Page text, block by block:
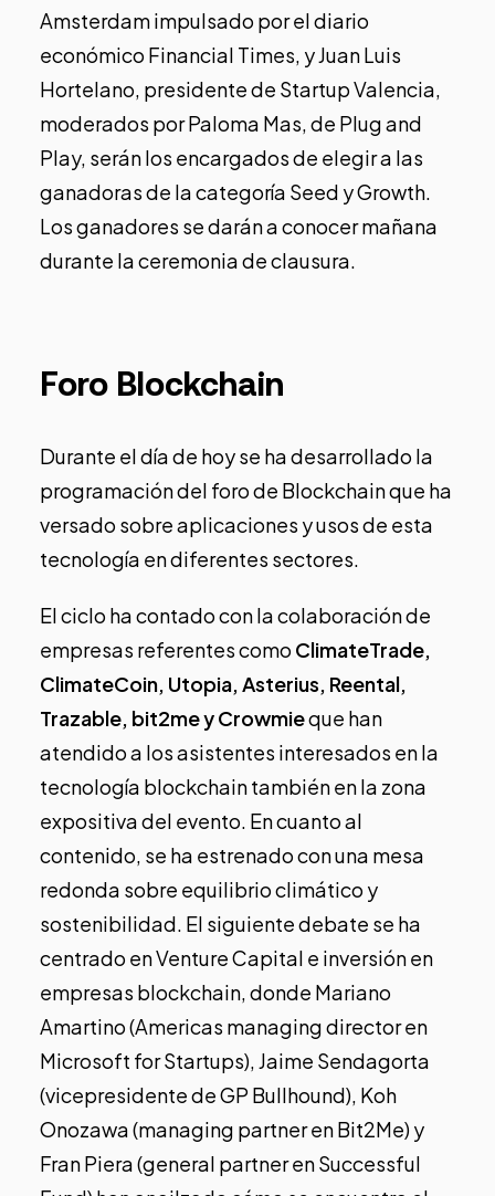
Amsterdam impulsado por el diario
económico Financial Times, y Juan Luis
Hortelano, presidente de Startup Valencia,
moderados por Paloma Mas, de Plug and
Play, serán los encargados de elegir a las
ganadoras de la categoría Seed y Growth.
Los ganadores se darán a conocer mañana
durante la ceremonia de clausura.
Foro Blockchain
Durante el día de hoy se ha desarrollado la
programación del foro de Blockchain que ha
versado sobre aplicaciones y usos de esta
tecnología en diferentes sectores.
El ciclo ha contado con la colaboración de
empresas referentes como ClimateTrade,
ClimateCoin, Utopia, Asterius, Reental,
Trazable, bit2me y Crowmieque han
atendido a los asistentes interesados en la
tecnología blockchain también en la zona
expositiva del evento. En cuanto al
contenido, se ha estrenado con una mesa
redonda sobre equilibrio climático y
sostenibilidad. El siguiente debate se ha
centrado en Venture Capital e inversión en
empresas blockchain, donde Mariano
Amartino (Americas managing director en
Microsoft for Startups), Jaime Sendagorta
(vicepresidente de GP Bullhound), Koh
Onozawa (managing partner en Bit2Me) y
Fran Piera (general partner en Successful